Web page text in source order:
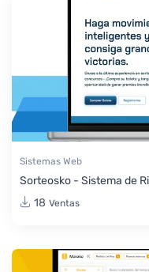
Sistemas Web
Sorteosko - Sistema de
18 Ventas